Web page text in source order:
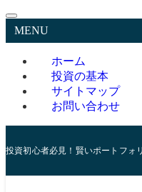
MENU
ホーム
投資の基本
サイトマップ
お問い合わせ
投資初心者必見！賢いポートフォ